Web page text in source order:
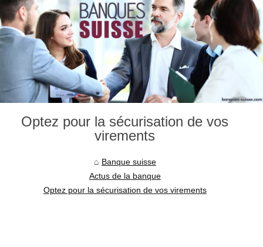
Optez pour la sécurisation de vos
virements
Banque suisse
Actus de la banque
Optez pour la sécurisation de vos virements